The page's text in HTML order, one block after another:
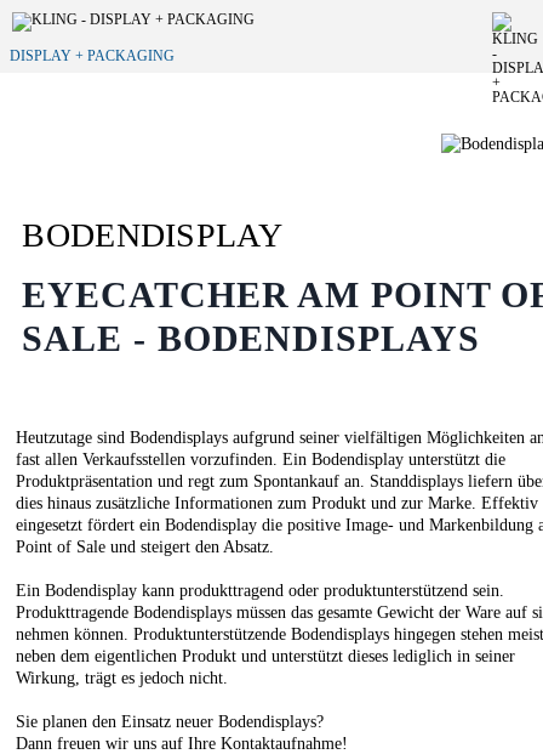
DISPLAY + PACKAGING
BODENDISPLAY
EYECATCHER AM POINT
SALE - BODENDISPLAYS
Heutzutage sind Bodendisplays aufgrund seiner vielfältigen Möglichkeiten
fast allen Verkaufsstellen vorzufinden. Ein Bodendisplay unterstützt die
Produktpräsentation und regt zum Spontankauf an. Standdisplays liefern
dies hinaus zusätzliche Informationen zum Produkt und zur Marke. Effektiv
eingesetzt fördert ein Bodendisplay die positive Image- und Markenbildung
Point of Sale und steigert den Absatz.
Ein Bodendisplay kann produkttragend oder produktunterstützend sein.
Produkttragende Bodendisplays müssen das gesamte Gewicht der Ware auf
nehmen können. Produktunterstützende Bodendisplays hingegen stehen
neben dem eigentlichen Produkt und unterstützt dieses lediglich in seiner
Wirkung, trägt es jedoch nicht.
Sie planen den Einsatz neuer Bodendisplays?
Dann freuen wir uns auf Ihre Kontaktaufnahme!